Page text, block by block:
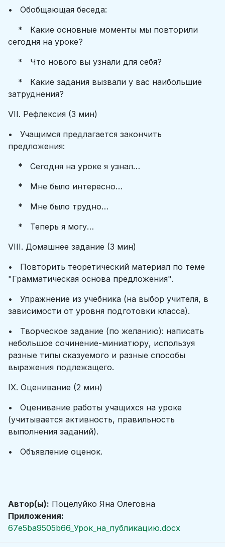
• Обобщающая беседа:
* Какие основные моменты мы повторили
сегодня на уроке?
* Что нового вы узнали для себя?
* Какие задания вызвали у вас наибольшие
затруднения?
VII. Рефлексия (3 мин)
• Учащимся предлагается закончить
предложения:
* Сегодня на уроке я узнал…
* Мне было интересно…
* Мне было трудно…
* Теперь я могу…
VIII. Домашнее задание (3 мин)
• Повторить теоретический материал по теме
"Грамматическая основа предложения".
• Упражнение из учебника (на выбор учителя, в
зависимости от уровня подготовки класса).
• Творческое задание (по желанию): написать
небольшое сочинение-миниатюру, используя
разные типы сказуемого и разные способы
выражения подлежащего.
IX. Оценивание (2 мин)
• Оценивание работы учащихся на уроке
(учитывается активность, правильность
выполнения заданий).
• Объявление оценок.
Автор(ы): Поцелуйко Яна Олеговна
Приложения:
67e5ba9505b66_Урок_на_публикацию.docx